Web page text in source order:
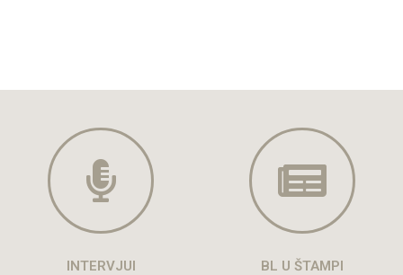
INTERVJUI BL U ŠTAMPI